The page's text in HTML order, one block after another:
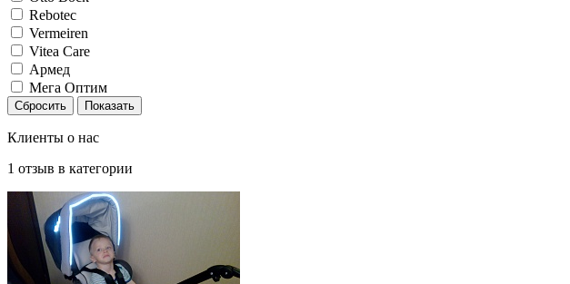
Rebotec
Vermeiren
Vitea Care
Армед
Мега Оптим
Клиенты о нас
1 отзыв в категории